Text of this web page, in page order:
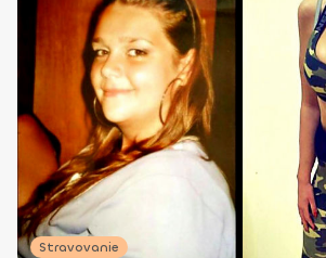
Stravovanie